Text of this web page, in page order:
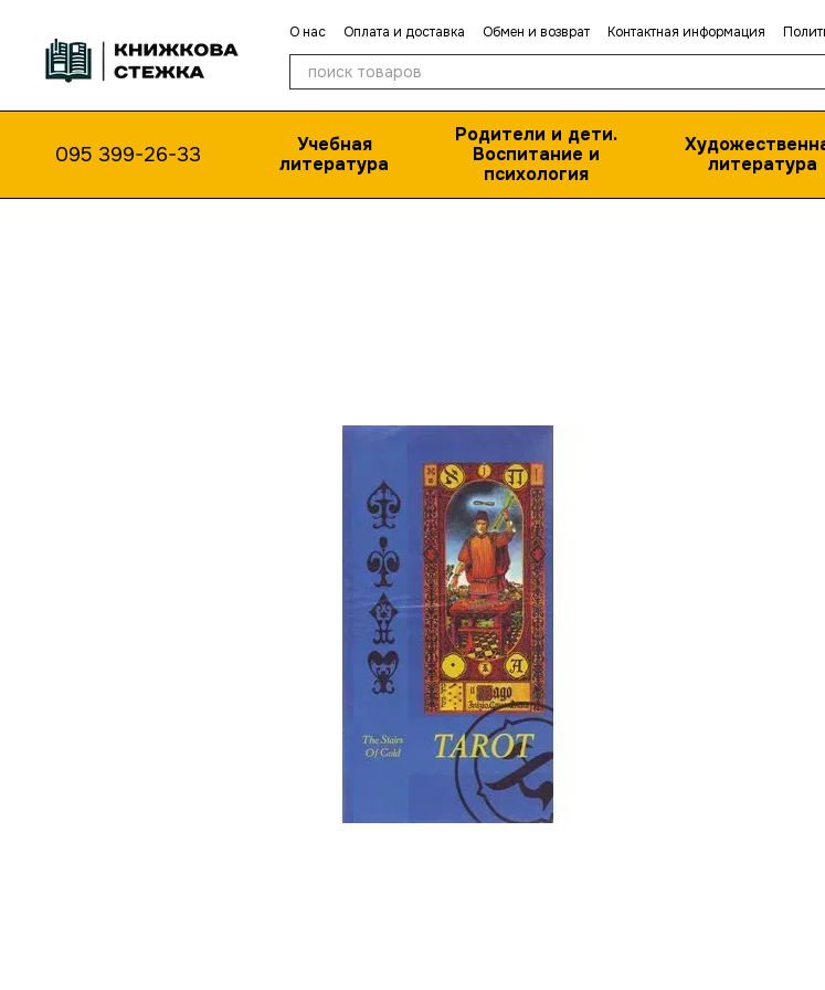
О нас Оплата и доставка Обмен и возврат Контактная информация
Публичная оферта
095 399-26-33
Учебная
литература
Родители и дети.
Воспитание и
психология
литература